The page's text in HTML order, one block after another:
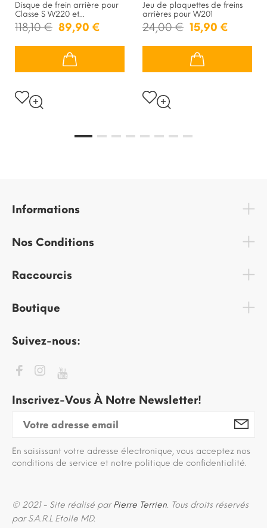
Disque de frein arrière pour
Classe S W220 et...
118,10 € 89,90 €
Jeu de plaquettes de freins
arrières pour W201
24,00 € 15,90 €
Informations
Nos Conditions
Raccourcis
Boutique
Suivez-nous:
Inscrivez-Vous À Notre Newsletter!
En saisissant votre adresse électronique, vous acceptez nos
conditions de service et notre politique de confidentialité.
© 2021 - Site réalisé parPierre Terrien. Tous droits réservés
par S.A.R.L Etoile MD.